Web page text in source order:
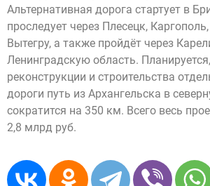
Альтернативная дорога стартует в
проследует через Плесецк,
Вытегру, а также пройдёт через
Ленинградскую область.
реконструкции и строительства
дороги путь из Архангельска в
сократится на 350 км. Всего весь
2,8 млрд руб.